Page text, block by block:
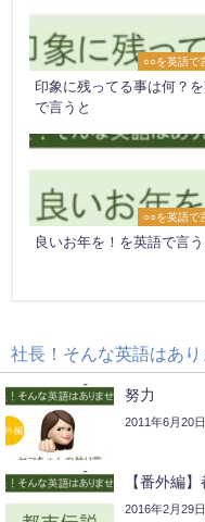
○○を英語で
印象に残ってる事は何？
で言うと
○○を英語で
良いお年を！を英語で言う
社長！そんな英語はあり
努力
2011年6月20日
【番外編
2016年2月29日